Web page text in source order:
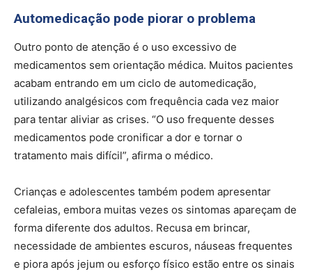
Automedicação pode piorar o problema
Outro ponto de atenção é o uso excessivo de
medicamentos sem orientação médica. Muitos pacientes
acabam entrando em um ciclo de automedicação,
utilizando analgésicos com frequência cada vez maior
para tentar aliviar as crises. “O uso frequente desses
medicamentos pode cronificar a dor e tornar o
tratamento mais difícil”, afirma o médico.
Crianças e adolescentes também podem apresentar
cefaleias, embora muitas vezes os sintomas apareçam de
forma diferente dos adultos. Recusa em brincar,
necessidade de ambientes escuros, náuseas frequentes
e piora após jejum ou esforço físico estão entre os sinais